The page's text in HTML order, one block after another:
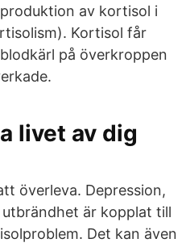
av kortisol i
Kortisol får
på överkroppen
livet av dig
överleva. Depression,
är kopplat till
Det kan även